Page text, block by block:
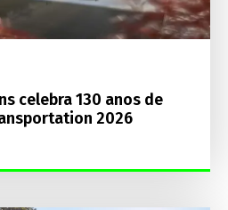
celebra 130 anos de
2026